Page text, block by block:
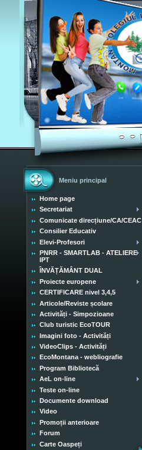
Meniu principal
Home page
Secretariat
Comunicate direcțiune/CA/CEAC
Consilier Educativ
Elevi-Profesori
PNRR - SMARTLAB - ATELIERE
IPT
ÎNVĂȚĂMÂNT DUAL
Proiecte europene
CERTIFICARE nivel 3,4,5
Articole/Reviste școlare
Activități - Simpozioane
Club turistic EcoTOUR
Imagini foto - Activități
VideoClips - Activități
EcoMontana - webliografie
Program Bibliotecă
AeL on-line
Teste on-line
Documente download
Video
Promoții anterioare
Forum
Carte Oaspeți